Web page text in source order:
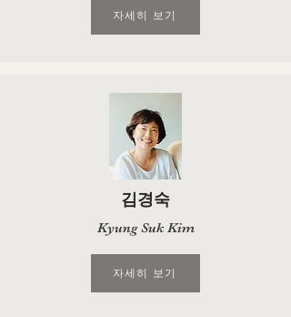
자세히 보기
김경숙
Kyung Suk Kim
자세히 보기